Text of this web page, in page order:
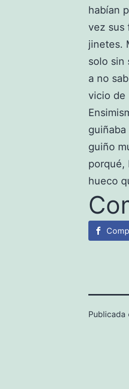
habían
vez sus
jinetes.
solo sin
a no
vicio de
guiño
porqué,
hueco